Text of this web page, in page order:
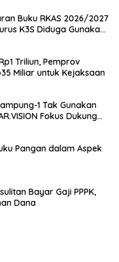
Buku RKAS 2026/2027
K3S Diduga Gunakan
Triliun, Pemprov
Miliar untuk Kejaksaan
1 Tak Gunakan
Fokus Dukung
Pangan dalam Aspek
Bayar Gaji PPPK,
Dana